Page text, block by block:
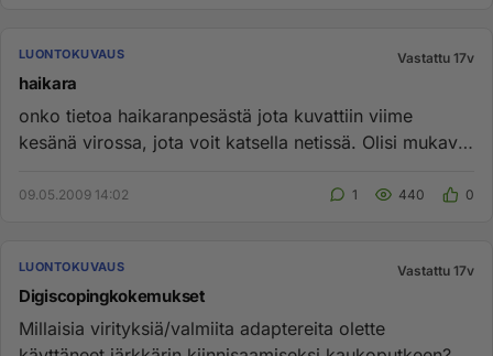
LUONTOKUVAUS Vastattu 17v
haikara
onko tietoa haikaranpesästä jota kuvattiin viime
kesänä virossa, jota voit katsella netissä. Olisi mukava
09.05.2009 14:02 1 440 0
LUONTOKUVAUS Vastattu 17v
Digiscopingkokemukset
Millaisia virityksiä/valmiita adaptereita olette